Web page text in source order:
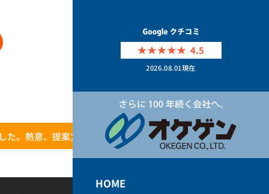
4.5
2026.08.01現在
HOME
た。熱意、提案力にとても助けられました。